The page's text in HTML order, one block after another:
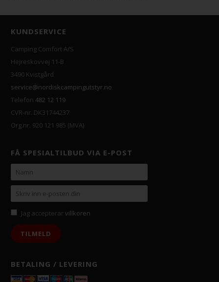
KUNDSERVICE
Camping Comfort A/S
Hejreskovvej 11-B
3490 Kvistgård
service@nordiskcampingutstyr.no
Telefon482 12 119
CVR-nr. DK31744237
Org.nr. 920 121 985 (MVA)
FÅ SPESIALTILBUD VIA E-POST
Jag accepterarvillkoren
BETALING / LEVERING